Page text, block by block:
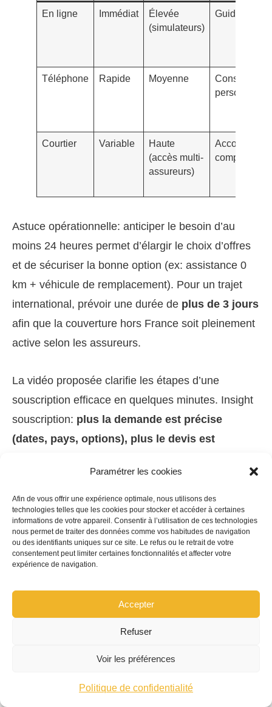
Paramétrer les cookies
Afin de vous offrir une expérience optimale, nous utilisons des
technologies telles que les cookies pour stocker et accéder à certaines
informations de votre appareil. Consentir à l’utilisation de ces technologies
nous permet de traiter des données comme vos habitudes de navigation
ou des identifiants uniques sur ce site. Le refus ou le retrait de votre
consentement peut limiter certaines fonctionnalités et affecter votre
expérience de navigation.
Accepter
Refuser
Voir les préférences
Politique de confidentialité
En ligne Immédiat
Élevée
(simulateurs)
Guides, chat
Téléphone Rapide Moyenne
Conseils
Courtier Variable
Haute
(accès multi-
assureurs)
complet
Astuce opérationnelle: anticiper le besoin d’au
moins 24 heures permet d’élargir le choix d’offres
et de sécuriser la bonne option (ex: assistance 0
km + véhicule de remplacement). Pour un trajet
international, prévoir une durée de plus de 3 jours
afin que la couverture hors France soit pleinement
active selon les assureurs.
La vidéo proposée clarifie les étapes d’une
souscription efficace en quelques minutes. Insight
souscription: plus la demande est précise
(dates, pays, options), plus le devis est
Comparatif Volkswagen :
jeune conducteur vs
famille, formules, prix et
économies envisageables
Deux profils dominent les demandes d’assurance
temporaire pour Volkswagen: le
ponctuels) et lafamille(deux conducteurs,